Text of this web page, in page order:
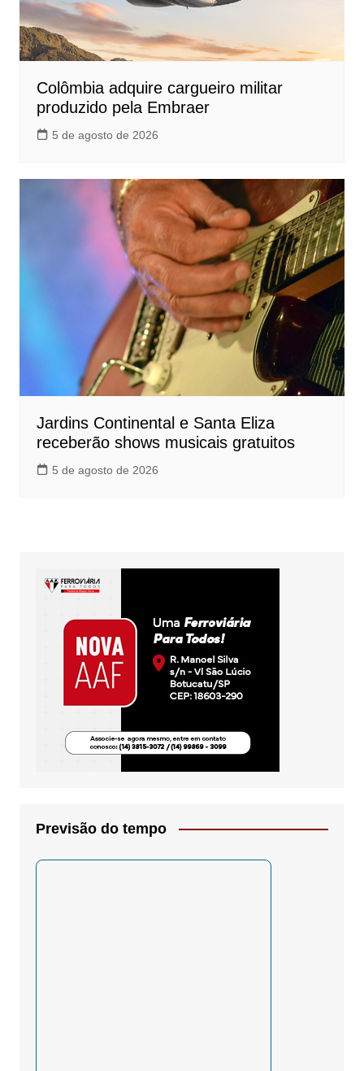
Colômbia adquire cargueiro militar
produzido pela Embraer
5 de agosto de 2026
Jardins Continental e Santa Eliza
receberão shows musicais gratuitos
5 de agosto de 2026
Previsão do tempo